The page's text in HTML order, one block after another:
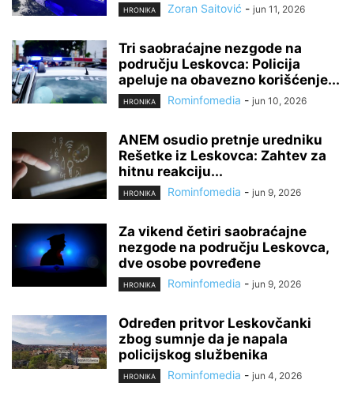
HRONIKA Zoran Saitović - jun 11, 2026
Tri saobraćajne nezgode na
području Leskovca: Policija
apeluje na obavezno korišćenje...
HRONIKA Rominfomedia - jun 10, 2026
ANEM osudio pretnje uredniku
Rešetke iz Leskovca: Zahtev za
hitnu reakciju...
HRONIKA Rominfomedia - jun 9, 2026
Za vikend četiri saobraćajne
nezgode na području Leskovca,
dve osobe povređene
HRONIKA Rominfomedia - jun 9, 2026
Određen pritvor Leskovčanki
zbog sumnje da je napala
policijskog službenika
HRONIKA Rominfomedia - jun 4, 2026